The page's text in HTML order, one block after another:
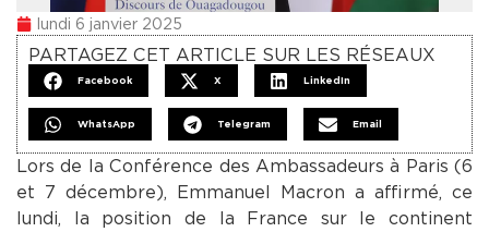
lundi 6 janvier 2025
PARTAGEZ CET ARTICLE SUR LES RÉSEAUX
Facebook X LinkedIn
WhatsApp Telegram Email
Lors de la Conférence des Ambassadeurs à Paris (6
et 7 décembre), Emmanuel Macron a affirmé, ce
lundi, la position de la France sur le continent